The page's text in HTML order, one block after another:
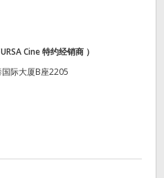
Cine 特约经销商 ）
际大厦B座2205